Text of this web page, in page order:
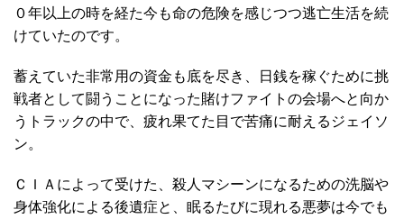
０年以上の時を経た今も命の危険を感じつつ逃亡生活を続
けていたのです。
蓄えていた非常用の資金も底を尽き、日銭を稼ぐために挑
戦者として闘うことになった賭けファイトの会場へと向か
うトラックの中で、疲れ果てた目で苦痛に耐えるジェイソ
ン。
ＣＩＡによって受けた、殺人マシーンになるための洗脳や
身体強化による後遺症と、眠るたびに現れる悪夢は今でも